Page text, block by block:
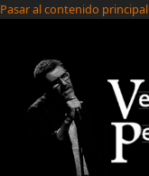
Pasar al contenido principal